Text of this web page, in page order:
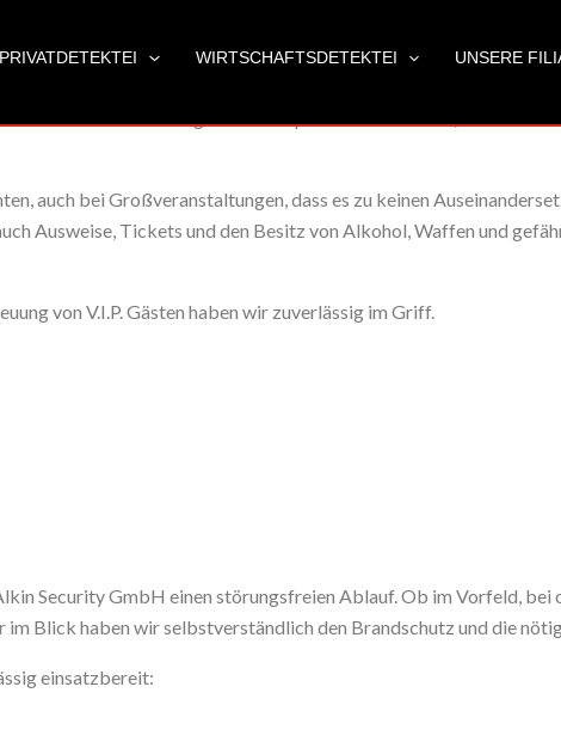
PRIVATDETEKTEI WIRTSCHAFTSDETEKTEI UNSERE
KONZERTEN UND KONFERENZEN
auch bei Großveranstaltungen, dass es zu keinen
Ausweise, Tickets und den Besitz von Alkohol, Waffen und
von V.I.P. Gästen haben wir zuverlässig im Griff.
Security GmbH einen störungsfreien Ablauf. Ob im Vorfeld, bei
Blick haben wir selbstverständlich den Brandschutz und die
einsatzbereit: